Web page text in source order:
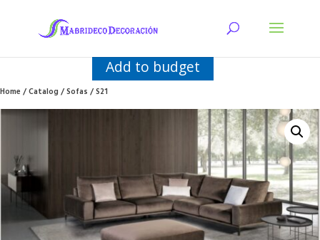
Add to budget
Home/Catalog/Sofas/ S21